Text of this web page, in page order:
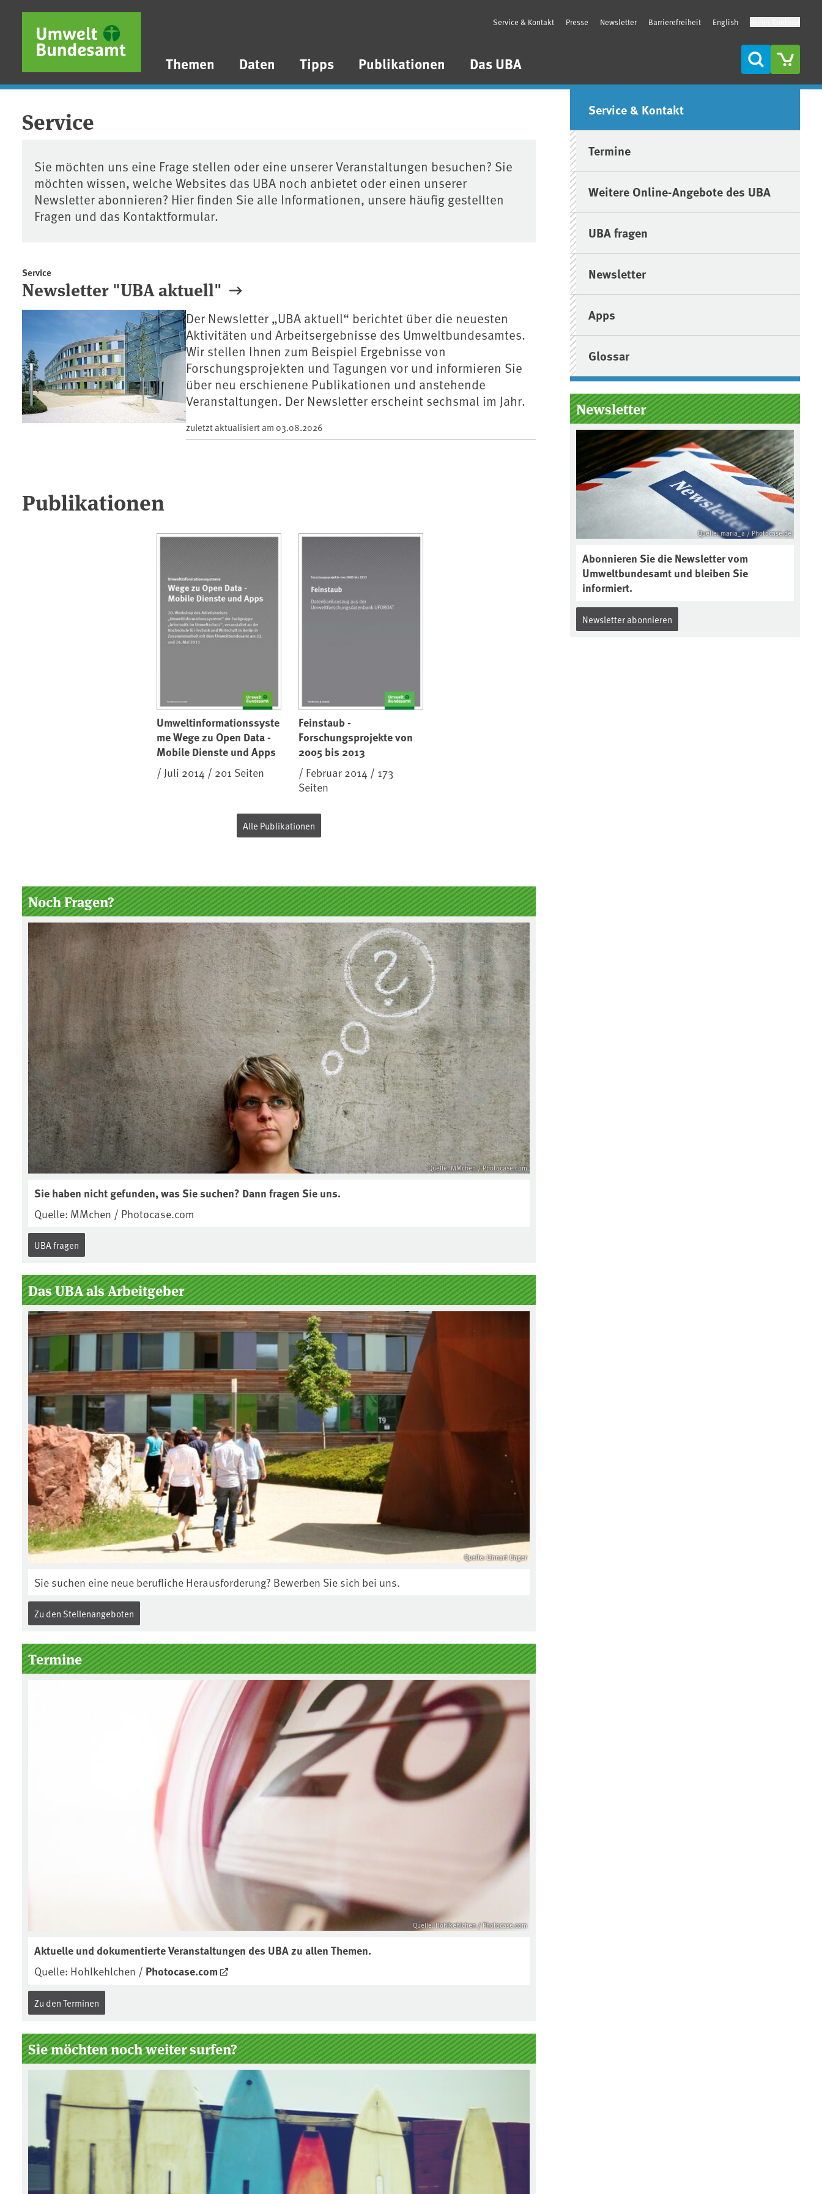
Direkt zum Inhalt
Direkt zum Hauptmenü
Direkt zur Fußzeile
Themen Daten Tipps Publikationen Das UBA
Service & Kontakt Presse Newsletter Barrierefreiheit English
Suche
Service
Sie möchten uns eine Frage stellen oder eine unserer Veranstaltungen besuchen? Sie
möchten wissen, welche Websites das UBA noch anbietet oder einen unserer
Newsletter abonnieren? Hier finden Sie alle Informationen, unsere häufig gestellten
Fragen und das Kontaktformular.
Service
Newsletter "UBA aktuell"
Der Newsletter „UBA aktuell“ berichtet über die neuesten
Aktivitäten und Arbeitsergebnisse des Umweltbundesamtes.
Wir stellen Ihnen zum Beispiel Ergebnisse von
Forschungsprojekten und Tagungen vor und informieren Sie
über neu erschienene Publikationen und anstehende
Veranstaltungen. Der Newsletter erscheint sechsmal im Jahr.
zuletzt aktualisiert am 03.08.2026
Publikationen
Umweltinformationssyste
me Wege zu Open Data -
Mobile Dienste und Apps
/ Juli 2014 / 201 Seiten
Feinstaub -
Forschungsprojekte von
2005 bis 2013
/ Februar 2014 / 173
Seiten
Alle Publikationen
Noch Fragen?
Quelle: MMchen / Photocase.com
Sie haben nicht gefunden, was Sie suchen? Dann fragen Sie uns.
Quelle: MMchen / Photocase.com
UBA fragen
Das UBA als Arbeitgeber
Quelle: Linnart Unger
Sie suchen eine neue berufliche Herausforderung? Bewerben Sie sich bei uns.
Zu den Stellenangeboten
Termine
Quelle: Hohlkehlchen / Photocase.com
Aktuelle und dokumentierte Veranstaltungen des UBAzu allen Themen.
Quelle: Hohlkehlchen / Photocase.com
Zu den Terminen
Sie möchten noch weiter surfen?
Seitenleiste
Service & Kontakt
Termine
Weitere Online-Angebote des UBA
UBA fragen
Newsletter
Apps
Glossar
Newsletter
Quelle: maria_a / Photocase.de
Abonnieren Sie die Newsletter vom
Umweltbundesamt und bleiben Sie
informiert.
Newsletter abonnieren